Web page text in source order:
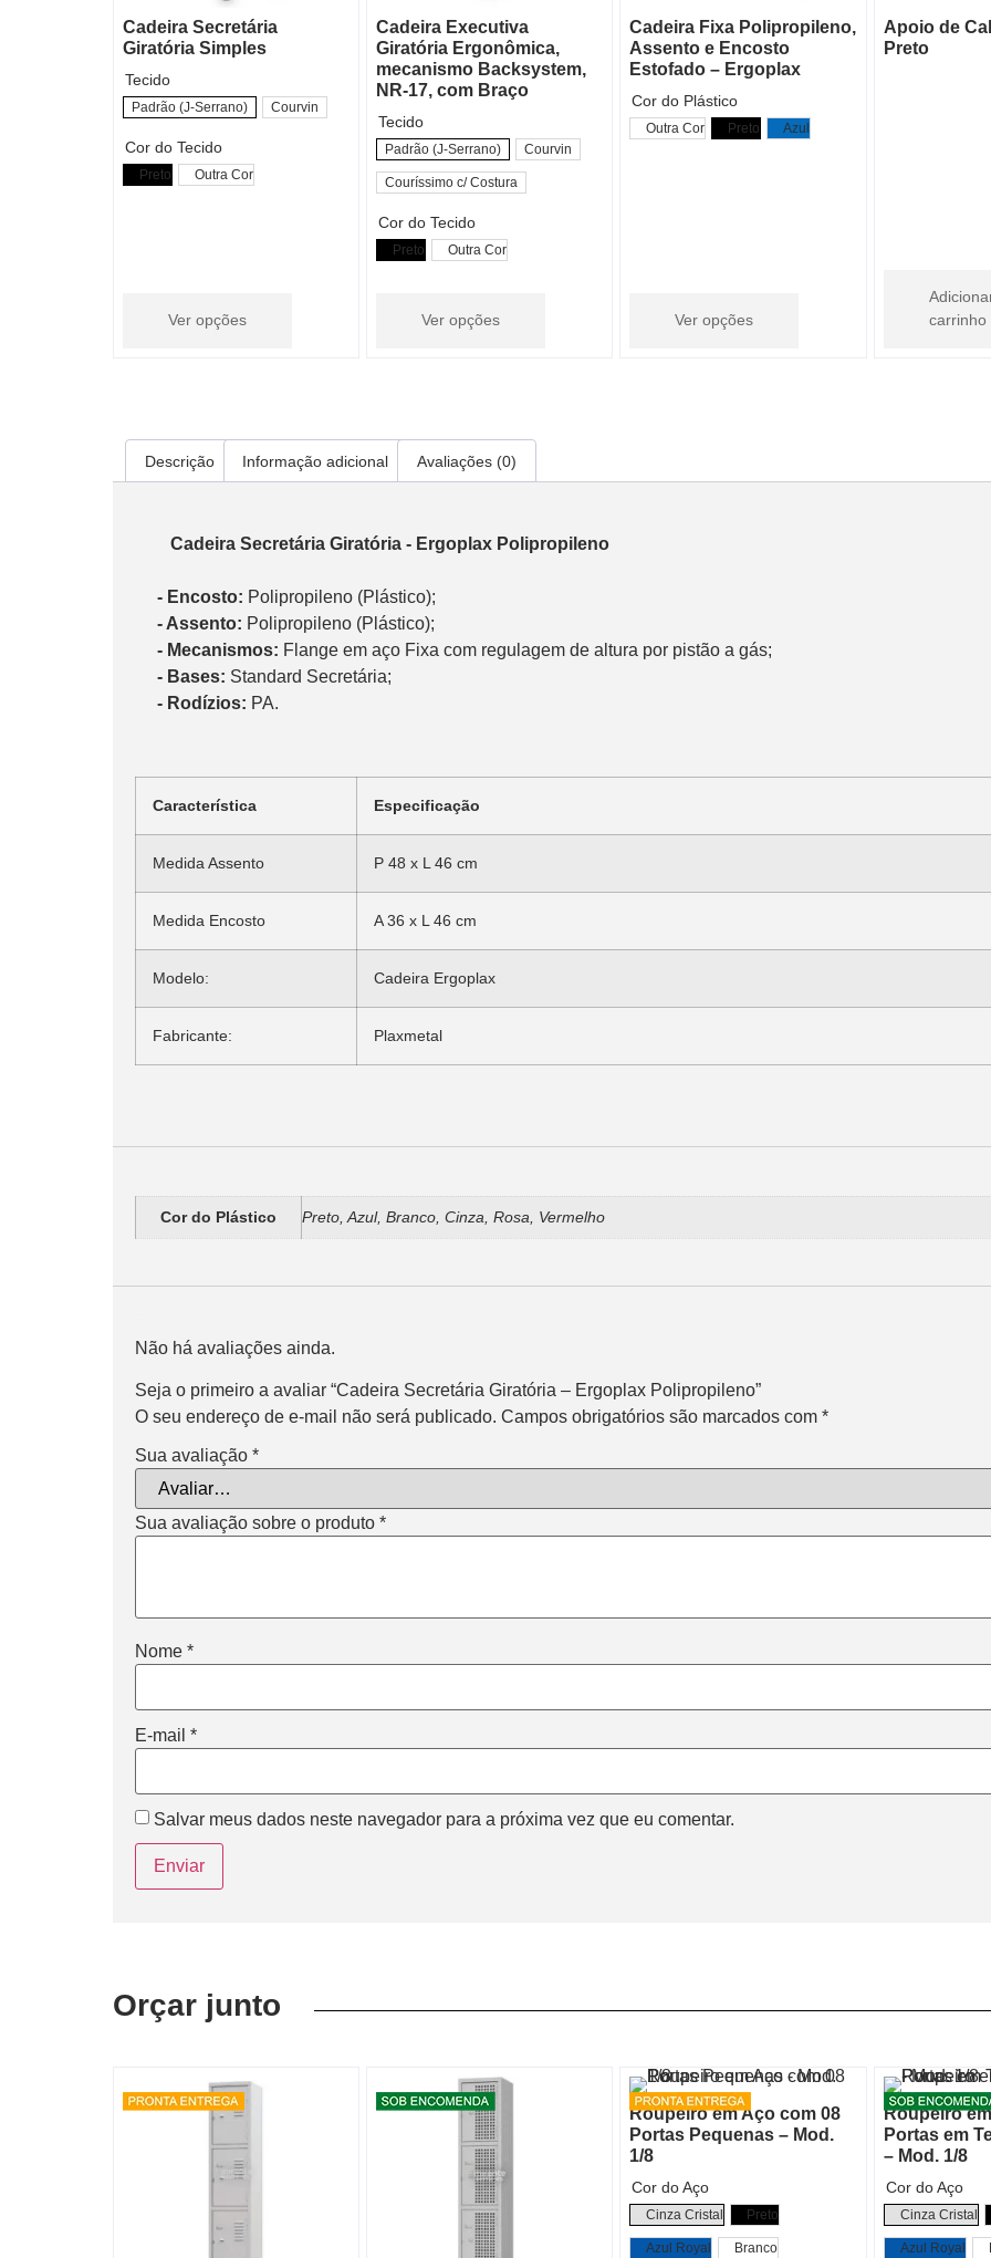
Cadeira Secretária
Giratória Simples
Tecido
Padrão (J-Serrano) Courvin
Cor do Tecido
Preto Outra Cor
Ver opções
Cadeira Executiva
Giratória Ergonômica,
mecanismo Backsystem,
NR-17, com Braço
Tecido
Padrão (J-Serrano) Courvin
Couríssimo c/ Costura
Cor do Tecido
Preto Outra Cor
Ver opções
Cadeira Fixa Polipropileno,
Assento e Encosto
Estofado – Ergoplax
Cor do Plástico
Outra Cor Preto Azul
Ver opções
Apoio de
Preto
carrinho
Descrição Informação adicional Avaliações (0)
   Cadeira Secretária Giratória - Ergoplax Polipropileno
- Encosto:
     - Assento:
Polipropileno (Plástico);
     - Mecanismos:
     - Bases:
     - Rodízios:
PA.
Característica Especificação
Medida Assento P 48 x L 46 cm
Medida Encosto A 36 x L 46 cm
Modelo: Cadeira Ergoplax
Fabricante: Plaxmetal
Cor do Plástico Preto, Azul, Branco, Cinza, Rosa, Vermelho
Não há avaliações ainda.
Seja o primeiro a avaliar “Cadeira Secretária Giratória – Ergoplax Polipropileno”
O seu endereço de e-mail não será publicado. Campos obrigatórios são marcados com *
Sua avaliação *
Sua avaliação sobre o produto *
Nome *
E-mail *
Salvar meus dados neste navegador para a próxima vez que eu comentar.
Orçar junto
Roupeiro em Aço com 08
Portas Pequenas – Mod.
1/8
Cor do Aço
Cinza Cristal Preto
Azul Royal Branco
Roupeiro
Portas em
– Mod. 1/8
Cor do Aço
Cinza Cristal
Azul Royal